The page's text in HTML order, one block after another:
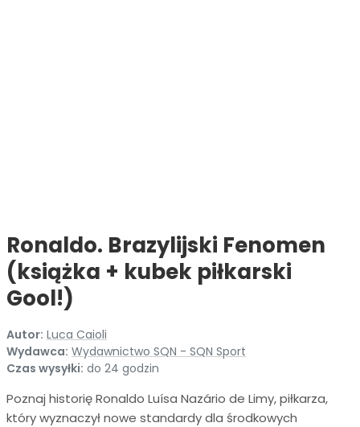
Ronaldo. Brazylijski Fenomen
(książka + kubek piłkarski
Gool!)
Autor: Luca Caioli
Wydawca: Wydawnictwo SQN - SQN Sport
Czas wysyłki: do 24 godzin
Poznaj historię Ronaldo Luísa Nazário de Limy, piłkarza,
który wyznaczył nowe standardy dla środkowych